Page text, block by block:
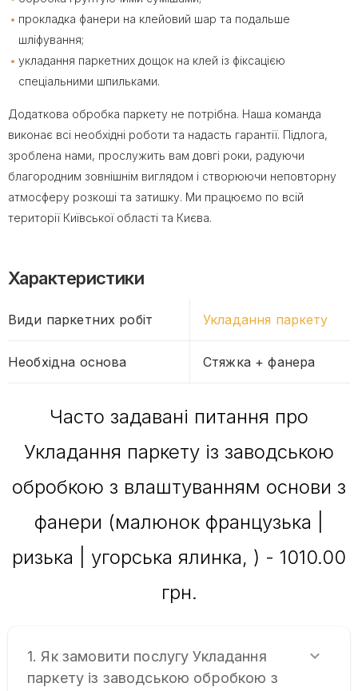
прокладка фанери на клейовий шар та подальше
шліфування;
укладання паркетних дощок на клей із фіксацією
спеціальними шпильками.
Додаткова обробка паркету не потрібна. Наша команда
виконає всі необхідні роботи та надасть гарантії. Підлога,
зроблена нами, прослужить вам довгі роки, радуючи
благородним зовнішнім виглядом і створюючи неповторну
атмосферу розкоші та затишку. Ми працюємо по всій
території Київської області та Києва.
Характеристики
Види паркетних робіт Укладання паркету
Необхідна основа Стяжка + фанера
Часто задавані питання про
Укладання паркету із заводською
обробкою з влаштуванням основи з
фанери (малюнок французька |
ризька | угорська ялинка, ) - 1010.00
грн.
1. Як замовити послугу Укладання
паркету із заводською обробкою з